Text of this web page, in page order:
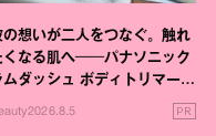
の想いが二人をつなぐ。触れ
くなる肌へ──パナソニック
ムダッシュ ボディトリマーが
2026.8.5 PR